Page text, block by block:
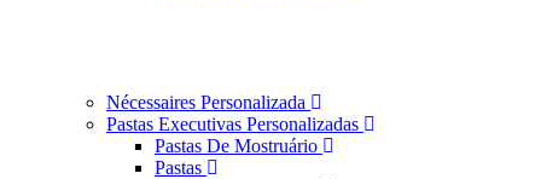
Nécessaires Personalizada
Pastas Executivas Personalizadas
Pastas De Mostruário
Pastas